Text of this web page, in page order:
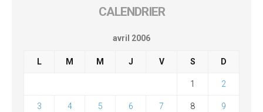
CALENDRIER
avril 2006
L M M J V S D
1 2
3 4 5 6 7 8 9